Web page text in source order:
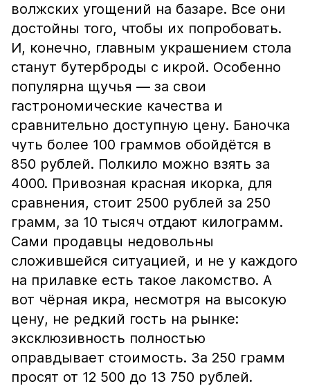
волжских угощений на базаре. Все они
достойны того, чтобы их попробовать.
И, конечно, главным украшением стола
станут бутерброды с икрой. Особенно
популярна щучья — за свои
гастрономические качества и
сравнительно доступную цену. Баночка
чуть более 100 граммов обойдётся в
850 рублей. Полкило можно взять за
4000. Привозная красная икорка, для
сравнения, стоит 2500 рублей за 250
грамм, за 10 тысяч отдают килограмм.
Сами продавцы недовольны
сложившейся ситуацией, и не у каждого
на прилавке есть такое лакомство. А
вот чёрная икра, несмотря на высокую
цену, не редкий гость на рынке:
эксклюзивность полностью
оправдывает стоимость. За 250 грамм
просят от 12 500 до 13 750 рублей.